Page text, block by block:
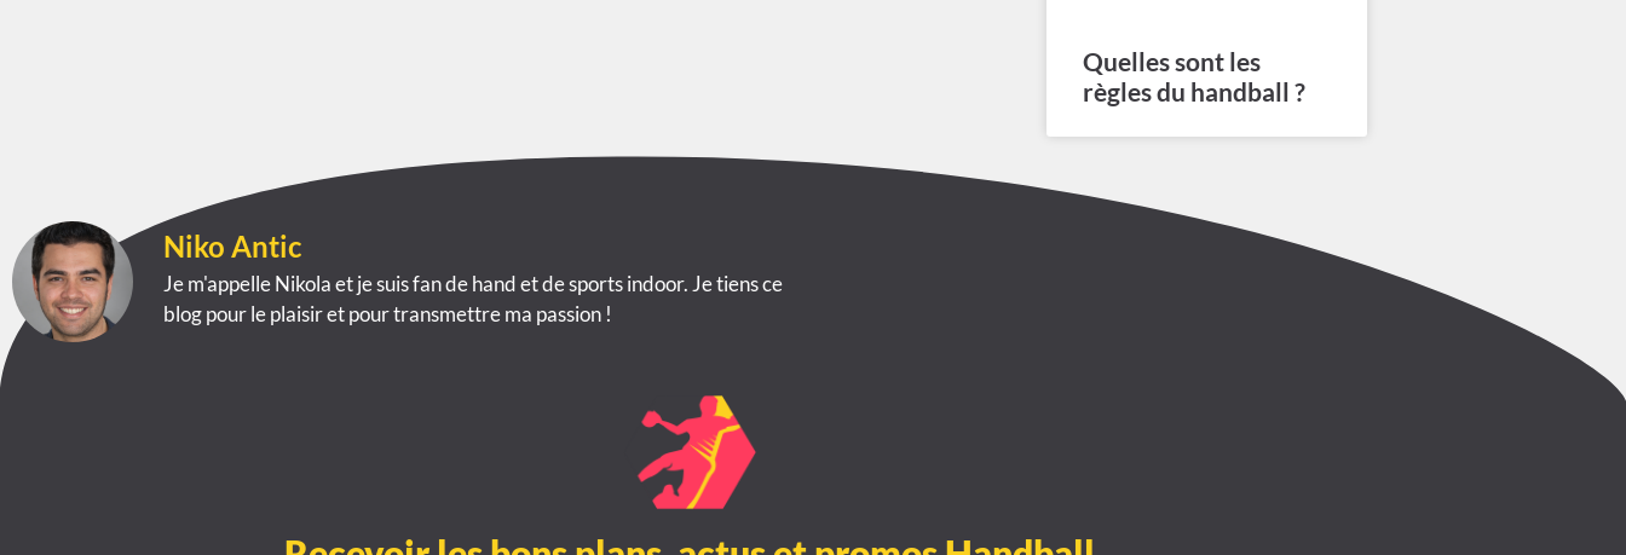
Quelles sont les
règles du handball ?
Niko Antic
Je m'appelle Nikola et je suis fan de hand et de sports indoor. Je tiens ce
blog pour le plaisir et pour transmettre ma passion !